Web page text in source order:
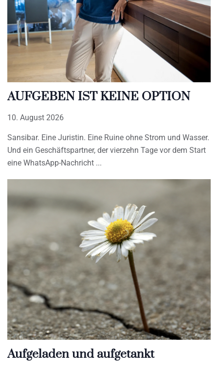
AUFGEBEN IST KEINE OPTION
10. August 2026
Sansibar. Eine Juristin. Eine Ruine ohne Strom und Wasser.
Und ein Geschäftspartner, der vierzehn Tage vor dem Start
eine WhatsApp-Nachricht
Aufgeladen und aufgetankt